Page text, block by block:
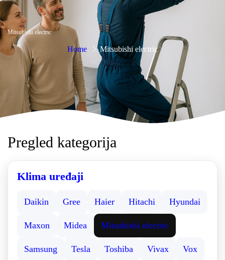
Mitsubishi electric
Home Mitsubishi electric
Pregled kategorija
Klima uređaji
Daikin Gree Haier Hitachi Hyundai
Maxon Midea Mitsubishi electric
Samsung Tesla Toshiba Vivax Vox